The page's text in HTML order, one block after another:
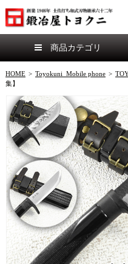
商品カテゴリ
HOME > Toyokuni_Mobile phone >
集】